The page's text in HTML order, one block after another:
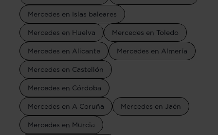
Mercedes en Islas baleares
Mercedes en Huelva Mercedes en Toledo
Mercedes en Alicante Mercedes en Almería
Mercedes en Castellón
Mercedes en Córdoba
Mercedes en A Coruña Mercedes en Jaén
Mercedes en Murcia